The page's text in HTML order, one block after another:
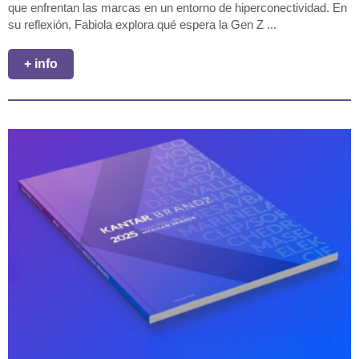
que enfrentan las marcas en un entorno de hiperconectividad. En
su reflexión, Fabiola explora qué espera la Gen Z ...
+ info